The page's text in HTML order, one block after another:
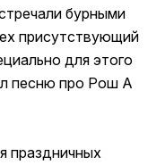
бурными
присутствующий
для этого
песню про Рош А
праздничных